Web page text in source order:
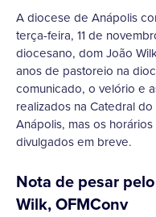
A diocese de Anápolis
terça-feira, 11 de
diocesano, dom João
anos de pastoreio na
comunicado, o velório e
realizados na Catedral
Anápolis, mas os
divulgados em breve.
Nota de pesar
Wilk, OFMConv